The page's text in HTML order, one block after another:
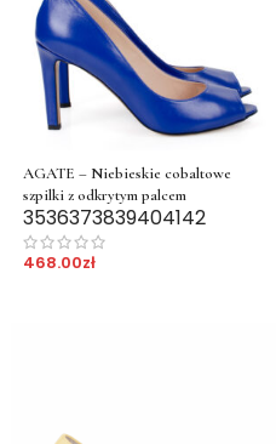
AGATE – Niebieskie cobaltowe
szpilki z odkrytym palcem
3536373839404142
468.00zł